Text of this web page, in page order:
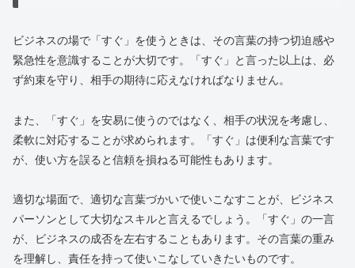
ビジネスの場で「すぐ」を使うときは、その言葉の持つ切迫感や
緊急性を意識することが大切です。「すぐ」と言った以上は、必
ず約束を守り、相手の期待に応えなければなりません。
また、「すぐ」を安易に使うのではなく、相手の状況を考慮し、
柔軟に対応することが求められます。「すぐ」は便利な言葉です
が、使い方を誤ると信頼を損ねる可能性もあります。
適切な場面で、適切な言葉づかいで使いこなすことが、ビジネス
パーソンとして大切なスキルと言えるでしょう。「すぐ」の一言
が、ビジネスの成否を左右することもあります。その言葉の重み
を理解し、責任を持って使いこなしていきたいものです。